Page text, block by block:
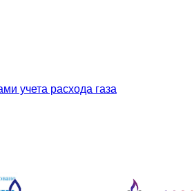
учета расхода газа